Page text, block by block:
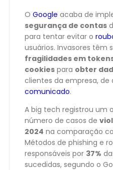
O Google acaba de
segurança de contas
para tentar evitar o
usuários. Invasores têm
fragilidades em
cookies para obter
clientes da empresa,
comunicado.
A big tech registrou um
número de casos de
2024 na comparação
Métodos de phishing e
responsáveis por 37%
sucedidas, segundo o